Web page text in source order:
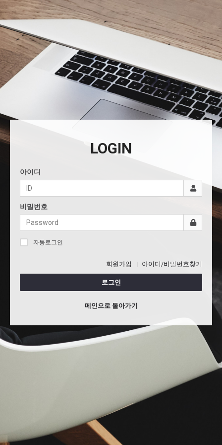
LOGIN
아이디
비밀번호
자동로그인
회원가입 아이디/비밀번호찾기
로그인
메인으로 돌아가기